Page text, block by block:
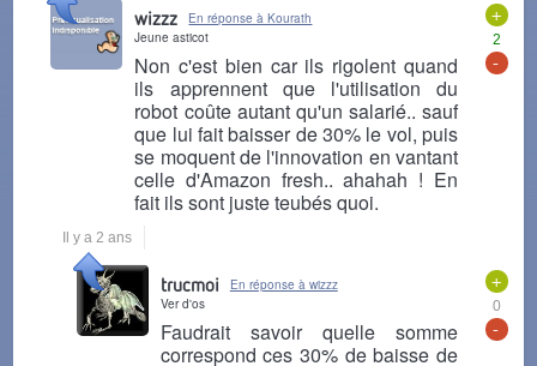
+
2
-
wizzz
En réponse à Kourath
Jeune asticot
Non c'est bien car ils rigolent quand
ils apprennent que l'utilisation du
robot coûte autant qu'un salarié.. sauf
que lui fait baisser de 30% le vol, puis
se moquent de l'innovation en vantant
celle d'Amazon fresh.. ahahah ! En
fait ils sont juste teubés quoi.
Il y a 2 ans
+
0
-
trucmoi
En réponse à wizzz
Ver d'os
Faudrait savoir quelle somme
correspond ces 30% de baisse de